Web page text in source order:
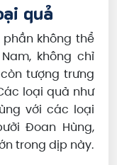
quả
không thể
không chỉ
tượng trưng
loại quả như
với các loại
Đoan Hùng,
trong dịp này.